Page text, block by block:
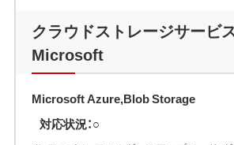
クラウドストレージサービ
Microsoft
Microsoft Azure,Blob Storage
対応状況：○